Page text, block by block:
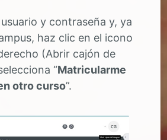
y contraseña y, ya
haz clic en el icono
(Abrir cajón de
“Matricularme
otro curso”.